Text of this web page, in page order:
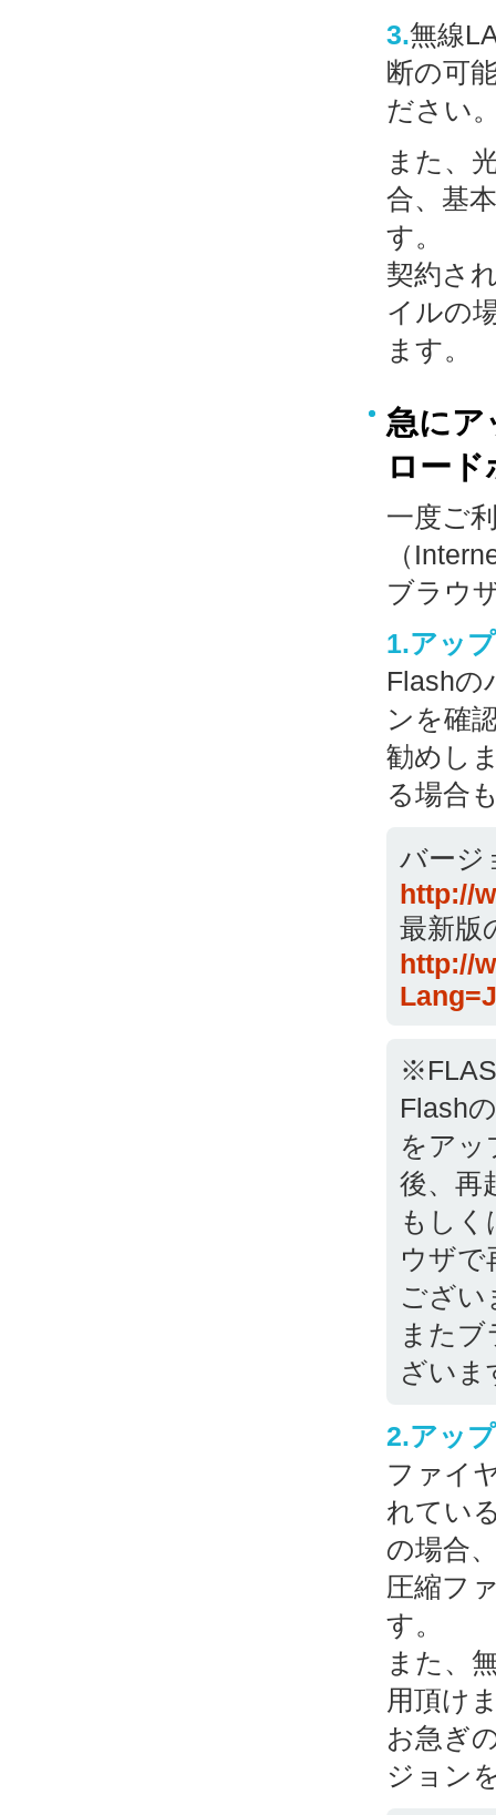
3.無線
断の可
ださい
また、
合、基
す。
契約さ
イルの
ます。
急にア
ロー
一度ご
（
ブラウ
1.アッ
Flashの
ンを確
勧めし
る場合
バージ
http://
最新版
http://
Flash
をアッ
後、再
もし
ウザで
ござい
また
ざいま
2.アッ
ファイ
れてい
の場合
圧縮フ
す。
また、
用頂け
お急ぎ
ジョン